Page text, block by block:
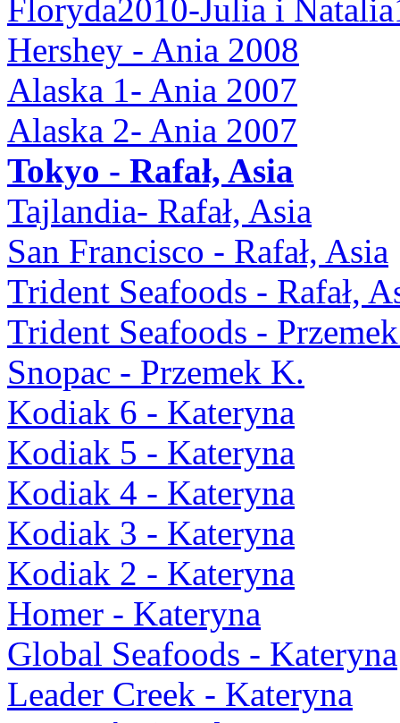
Floryda2010-Julia i
Hershey - Ania 2008
Alaska 1- Ania 2007
Alaska 2- Ania 2007
Tokyo - Rafał, Asia
Tajlandia- Rafał, Asia
San Francisco - Rafał, Asia
Trident Seafoods - Rafał,
Trident Seafoods -
Snopac - Przemek K.
Kodiak 6 - Kateryna
Kodiak 5 - Kateryna
Kodiak 4 - Kateryna
Kodiak 3 - Kateryna
Kodiak 2 - Kateryna
Homer - Kateryna
Global Seafoods - Kateryna
Leader Creek - Kateryna